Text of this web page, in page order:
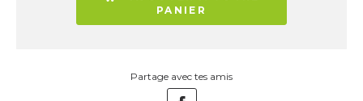
PANIER
Partage avec tes amis